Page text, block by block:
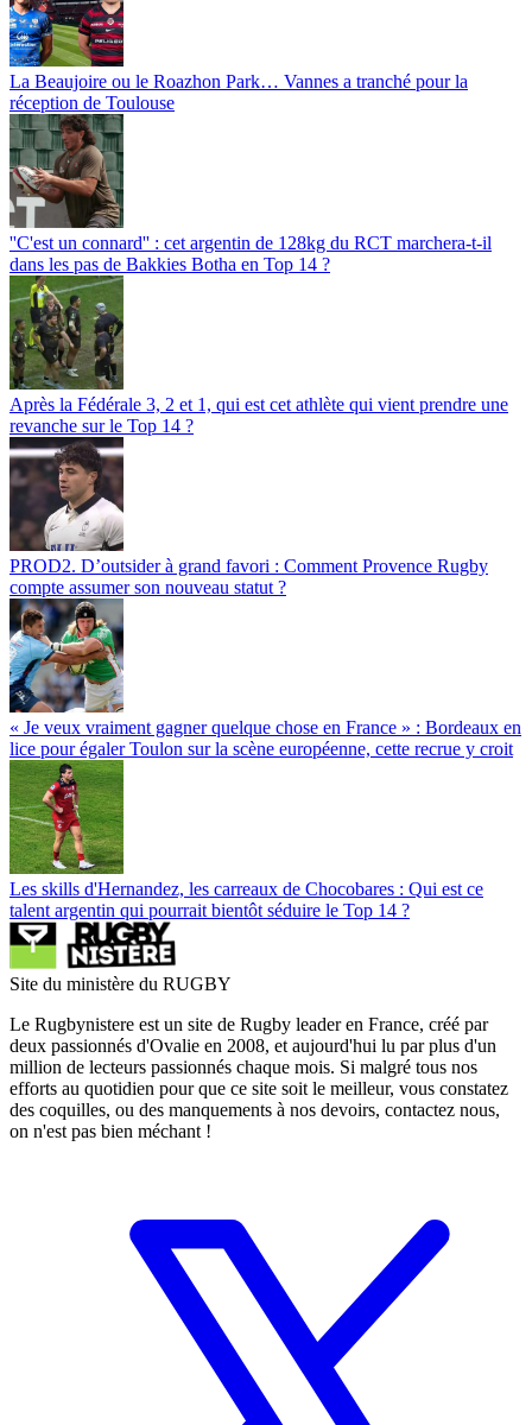
La Beaujoire ou le Roazhon Park… Vannes a tranché pour la
réception de Toulouse
''C'est un connard'' : cet argentin de 128kg du RCT marchera-t-il
dans les pas de Bakkies Botha en Top 14 ?
Après la Fédérale 3, 2 et 1, qui est cet athlète qui vient prendre une
revanche sur le Top 14 ?
PROD2. D’outsider à grand favori : Comment Provence Rugby
compte assumer son nouveau statut ?
« Je veux vraiment gagner quelque chose en France » : Bordeaux en
lice pour égaler Toulon sur la scène européenne, cette recrue y croit
Les skills d'Hernandez, les carreaux de Chocobares : Qui est ce
talent argentin qui pourrait bientôt séduire le Top 14 ?
Site du ministère du RUGBY
Le Rugbynistere est un site de Rugby leader en France, créé par
deux passionnés d'Ovalie en 2008, et aujourd'hui lu par plus d'un
million de lecteurs passionnés chaque mois. Si malgré tous nos
efforts au quotidien pour que ce site soit le meilleur, vous constatez
des coquilles, ou des manquements à nos devoirs, contactez nous,
on n'est pas bien méchant !